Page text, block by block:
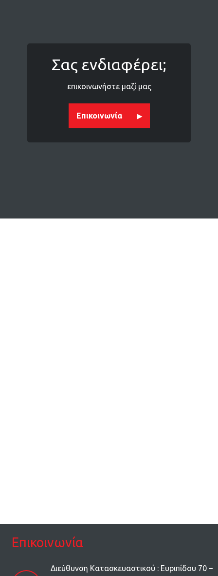
Σας ενδιαφέρει;
επικοινωνήστε μαζί μας
Επικοινωνία
Επικοινωνία
Διεύθυνση Κατασκευαστικού : Ευριπίδου 70 –